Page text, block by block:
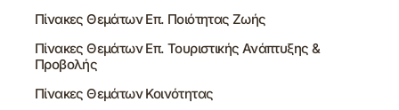
Πίνακες Θεμάτων Επ. Ποιότητας Ζωής
Πίνακες Θεμάτων Επ. Τουριστικής Ανάπτυξης &
Προβολής
Πίνακες Θεμάτων Κοινότητας